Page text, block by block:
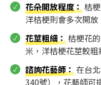
花朵開放程度：桔
洋桔梗則會多次開放
花莖粗細：桔梗花
米，洋桔梗花莖較
諮詢花藝師：在台
340號），花藝師可